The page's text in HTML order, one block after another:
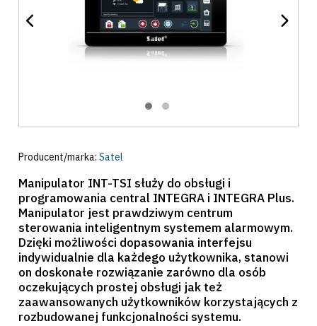
Producent/marka: Satel
Manipulator INT-TSI służy do obsługi i
programowania central INTEGRA i INTEGRA Plus.
Manipulator jest prawdziwym centrum
sterowania inteligentnym systemem alarmowym.
Dzięki możliwości dopasowania interfejsu
indywidualnie dla każdego użytkownika, stanowi
on doskonałe rozwiązanie zarówno dla osób
oczekujących prostej obsługi jak też
zaawansowanych użytkowników korzystających z
rozbudowanej funkcjonalności systemu.